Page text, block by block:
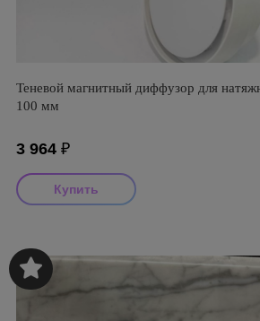
Теневой магнитный диффузор для
100 мм
3 964 ₽